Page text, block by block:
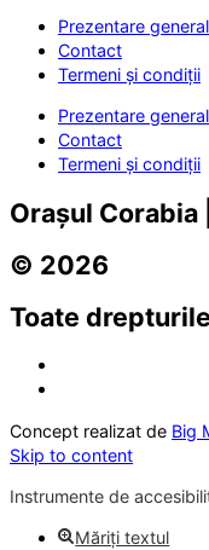
Prezentare
Contact
Termeni și condiții
Prezentare
Contact
Termeni și condiții
Orașul
© 2026
Toate
Concept realizat de Big
Skip to content
Instrumente de
Măriți textul